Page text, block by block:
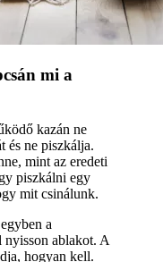
mi a
kazán ne
és ne piszkálja.
mint az eredeti
piszkálni egy
mit csinálunk.
a
nyisson ablakot. A
hogyan kell.